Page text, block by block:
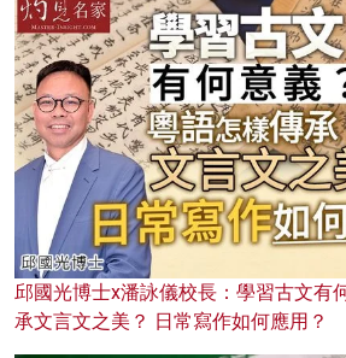
邱國光博士x潘詠儀校長：學習古文有
承文言文之美？ 日常寫作如何應用？